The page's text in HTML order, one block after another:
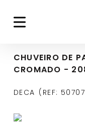
CHUVEIRO DE
CROMADO -
DECA REF: 50707